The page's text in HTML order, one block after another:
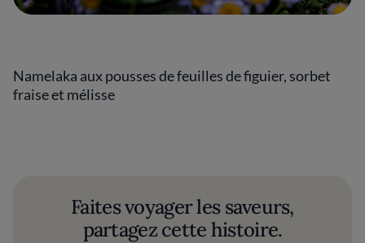
Namelaka aux pousses de feuilles de figuier, sorbet
fraise et mélisse
Faites voyager les saveurs,
partagez cette histoire.